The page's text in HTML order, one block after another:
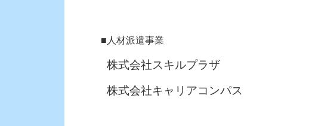
■人材派遣事業
株式会社スキルプラザ
株式会社キャリアコンパス